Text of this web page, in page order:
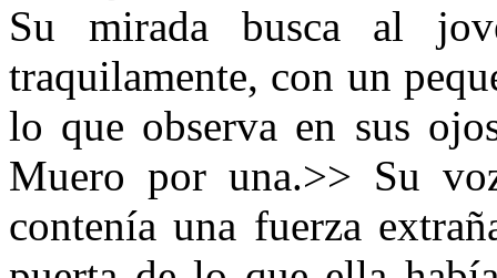
Su mirada busca al
traquilamente, con un
lo que observa en sus
Muero por una.>> Su
contenía una fuerza